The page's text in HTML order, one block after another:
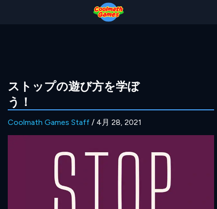
ストップの遊び方を学ぼ
う！
Coolmath Games Staff / 4月 28, 2021